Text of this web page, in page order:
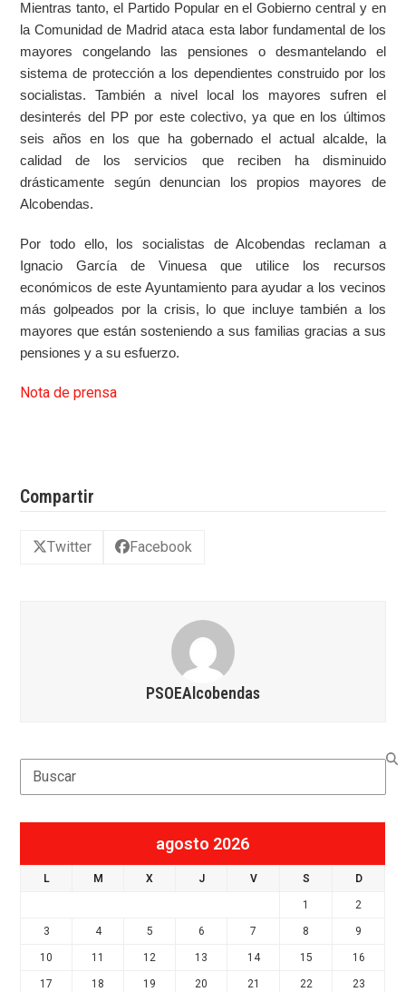
Mientras tanto, el Partido Popular en el Gobierno central y en
la Comunidad de Madrid ataca esta labor fundamental de los
mayores congelando las pensiones o desmantelando el
sistema de protección a los dependientes construido por los
socialistas. También a nivel local los mayores sufren el
desinterés del PP por este colectivo, ya que en los últimos
seis años en los que ha gobernado el actual alcalde, la
calidad de los servicios que reciben ha disminuido
drásticamente según denuncian los propios mayores de
Alcobendas.
Por todo ello, los socialistas de Alcobendas reclaman a
Ignacio García de Vinuesa que utilice los recursos
económicos de este Ayuntamiento para ayudar a los vecinos
más golpeados por la crisis, lo que incluye también a los
mayores que están sosteniendo a sus familias gracias a sus
pensiones y a su esfuerzo.
Nota de prensa
Compartir
Twitter Facebook
PSOEAlcobendas
Search
agosto 2026
L M X J V S D
1 2
3 4 5 6 7 8 9
10 11 12 13 14 15 16
17 18 19 20 21 22 23